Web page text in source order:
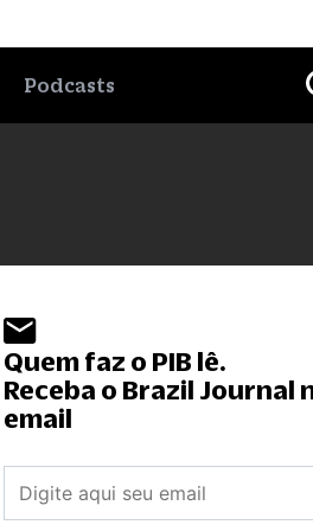
Podcasts
Quem faz o PIB lê.
Receba o Brazil Journal
email